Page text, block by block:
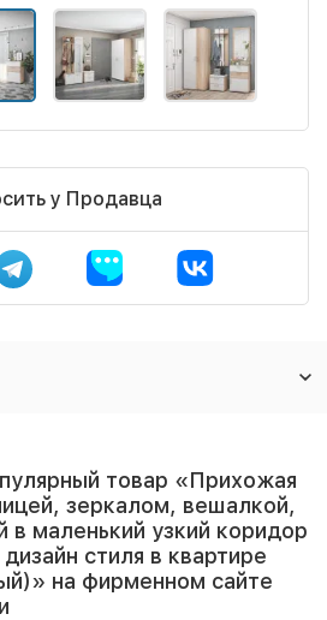
у Продавца
товар «Прихожая
зеркалом, вешалкой,
в маленький узкий коридор
стиля в квартире
на фирменном сайте